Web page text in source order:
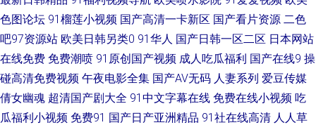
利91av 91字慕网 抖阴免费版撸啊撸 久久精品首页 日本三级片A 亚洲国产第
四页 97超碰在线网站 韩国论理 日本黄色网页 91看片免费 韩国少妇人妻超碰
欧美性爱网 婷婷五月天色色 99国产丝袜在线 国产传媒A片大全 麻豆h片 亚
色图论坛 91榴莲小视频 国产高清一卡新区 国产看片资源 二色
吧97资源站 欧美日韩另类0 91华人 国产日韩一区二区 日本网站
在线免费 免费潮喷 91原创国产视频 成人吃瓜福利 国产在线9 操
碰高清免费视频 午夜电影全集 国产AV无码 人妻系列 爱豆传媒
倩女幽魂 超清国产剧大全 91中文字幕在线 免费在线小视频 吃
瓜福利小视频 免费91 国产日产亚洲精品 91社在线高清 人人草